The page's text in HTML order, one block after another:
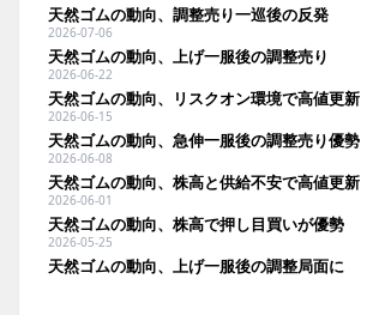
天然ゴムの動向、調整売り一巡後の反発
2026-07-06
天然ゴムの動向、上げ一服後の調整売り
2026-06-22
天然ゴムの動向、リスクオン環境で高値更新
2026-06-15
天然ゴムの動向、急伸一服後の調整売り優勢
2026-06-08
天然ゴムの動向、株高と供給不安で高値更新
2026-06-01
天然ゴムの動向、株高で押し目買いが優勢
2026-05-25
天然ゴムの動向、上げ一服後の調整局面に